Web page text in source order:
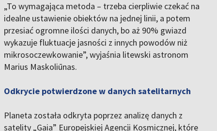
„To wymagająca metoda – trzeba cierpliwie czekać na
idealne ustawienie obiektów na jednej linii, a potem
przesiać ogromne ilości danych, bo aż 90% gwiazd
wykazuje fluktuacje jasności z innych powodów niż
mikrosoczewkowanie”, wyjaśnia litewski astronom
Marius Maskoliūnas.
Odkrycie potwierdzone w danych satelitarnych
Planeta została odkryta poprzez analizę danych z
satelity „Gaia” Europejskiej Agencji Kosmicznej, które